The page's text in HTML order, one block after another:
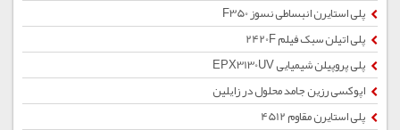
پلی استایرن انبساطی نسوز F350
پلی اتیلن سبک فیلم 2420F
پلی پروپیلن شیمیایی EPX3130UV
اپوکسی رزین جامد محلول در زایلین
پلی استایرن مقاوم 4512